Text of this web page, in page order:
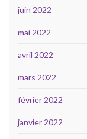
juin 2022
mai 2022
avril 2022
mars 2022
février 2022
janvier 2022